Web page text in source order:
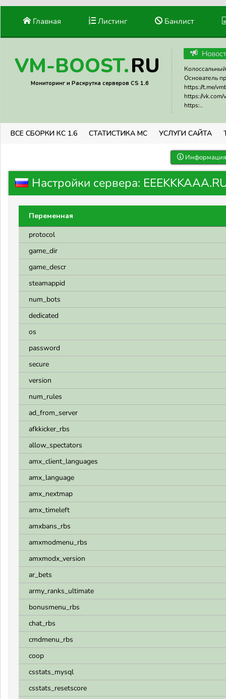
Главная Листинг Банлист
VM-BOOST.RU
Мониторинг и Раскрутка серверов CS 1.6
Основатель
https://t.me/
https://vk.com/
https:..
ВСЕ СБОРКИ КС 1.6 СТАТИСТИКА МС УСЛУГИ САЙТА
Настройки сервера:
Переменная
protocol
game_dir
game_descr
steamappid
num_bots
dedicated
os
password
secure
version
num_rules
ad_from_server
afkkicker_rbs
allow_spectators
amx_client_languages
amx_language
amx_nextmap
amx_timeleft
amxbans_rbs
amxmodmenu_rbs
amxmodx_version
ar_bets
army_ranks_ultimate
bonusmenu_rbs
chat_rbs
cmdmenu_rbs
coop
csstats_mysql
csstats_resetscore